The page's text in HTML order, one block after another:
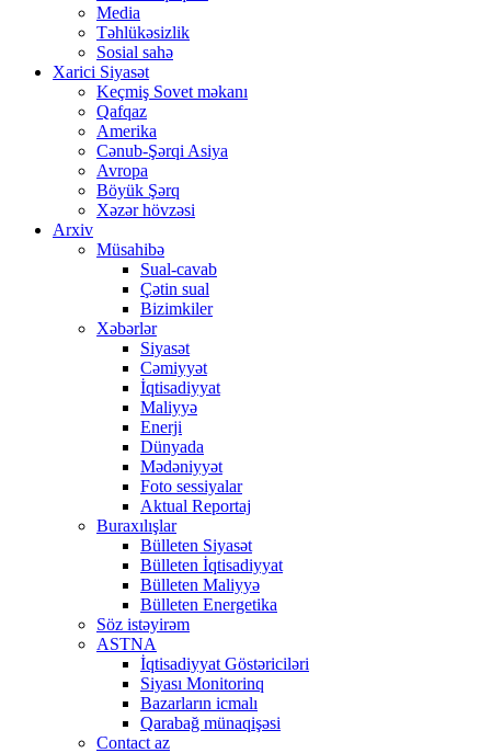
Media
Təhlükəsizlik
Sosial sahə
Xarici Siyasət
Keçmiş Sovet məkanı
Qafqaz
Amerika
Cənub-Şərqi Asiya
Avropa
Böyük Şərq
Xəzər hövzəsi
Arxiv
Müsahibə
Sual-cavab
Çətin sual
Bizimkiler
Xəbərlər
Siyasət
Cəmiyyət
İqtisadiyyat
Maliyyə
Enerji
Dünyada
Mədəniyyət
Foto sessiyalar
Aktual Reportaj
Buraxılışlar
Bülleten Siyasət
Bülleten İqtisadiyyat
Bülleten Maliyyə
Bülleten Energetika
Söz istəyirəm
ASTNA
İqtisadiyyat Göstəriciləri
Siyası Monitorinq
Bazarların icmalı
Qarabağ münaqişəsi
Contact az